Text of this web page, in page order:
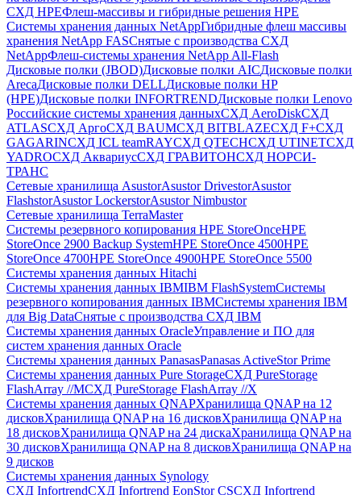
СХД HPEФлеш-массивы и гибридные решения HPE
Cистемы хранения данных NetAppГибридные флеш массивы
хранения NetApp FASСнятые с производства СХД
NetAppФлеш-системы хранения NetApp All-Flash
Дисковые полки (JBOD)Дисковые полки AICДисковые полки
ArecaДисковые полки DELLДисковые полки HP
(HPE)Дисковые полки INFORTRENDДисковые полки Lenovo
Российские системы хранения данныхСХД AeroDiskСХД
ATLASСХД AргоСХД BAUMСХД BITBLAZEСХД F+СХД
GAGARINСХД ICL teamRAYСХД QTECHСХД UTINETСХД
YADROСХД АквариусСХД ГРАВИТОНСХД НОРСИ-
ТРАНС
Сетевые хранилища AsustorAsustor DrivestorAsustor
FlashstorAsustor LockerstorAsustor Nimbustor
Сетевые хранилища TerraMaster
Системы резервного копирования HPE StoreOnceHPE
StoreOnce 2900 Backup SystemHPE StoreOnce 4500HPE
StoreOnce 4700HPE StoreOnce 4900HPE StoreOnce 5500
Системы хранения данных Hitachi
Системы хранения данных IBMIBM FlashSystemСистемы
резервного копирования данных IBMСистемы хранения IBM
для Big DataСнятые с производства СХД IBM
Системы хранения данных OracleУправление и ПО для
систем хранения данных Oracle
Системы хранения данных PanasasPanasas ActiveStor Prime
Системы хранения данных Pure StorageСХД PureStorage
FlashArray //MСХД PureStorage FlashArray //X
Системы хранения данных QNAPХранилища QNAP на 12
дисковХранилища QNAP на 16 дисковХранилища QNAP на
18 дисковХранилища QNAP на 24 дискаХранилища QNAP на
30 дисковХранилища QNAP на 8 дисковХранилища QNAP на
9 дисков
Системы хранения данных Synology
СХД InfortrendСХД Infortrend EonStor CSСХД Infortrend